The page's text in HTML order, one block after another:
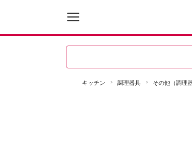
キッチン 調理器具 その他（調理